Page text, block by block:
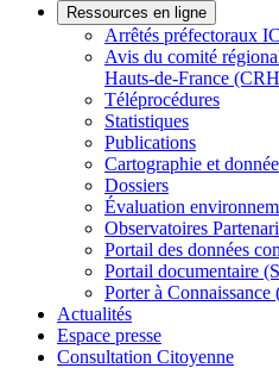
Ressources en ligne
Arrêtés préfectoraux
Avis du comité
Hauts-de-France
Téléprocédures
Statistiques
Publications
Cartographie et
Dossiers
Évaluation
Observatoires
Portail des données
Portail documentaire
Porter à Connaissance
Actualités
Espace presse
Consultation Citoyenne